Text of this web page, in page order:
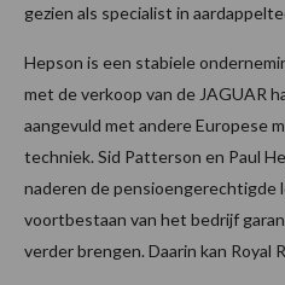
gezien als specialist in
Hepson is een stabiele
met de verkoop van de JAGUAR
aangevuld met andere Europese
techniek. Sid Patterson en Paul
naderen de pensioengerechtigde
voortbestaan van het bedrijf
verder brengen. Daarin kan Royal